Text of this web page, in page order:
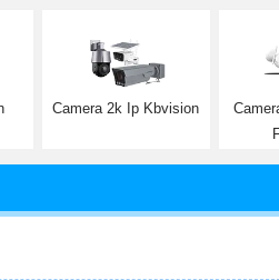
Camera 2k Ip Kbvision